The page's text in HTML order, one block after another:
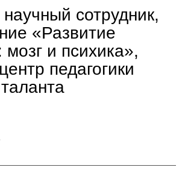
сотрудник,
«Развитие
мозг и психика»,
педагогики